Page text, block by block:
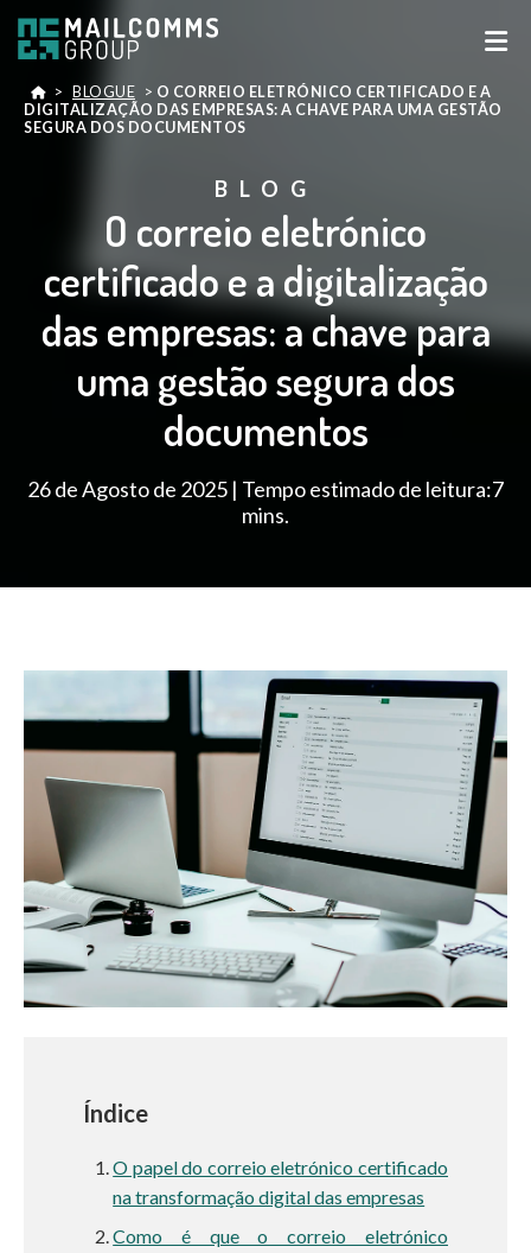
> BLOGUE > O CORREIO ELETRÓNICO CERTIFICADO E A
DIGITALIZAÇÃO DAS EMPRESAS: A CHAVE PARA UMA GESTÃO
SEGURA DOS DOCUMENTOS
BLOG
O correio eletrónico
certificado e a digitalização
das empresas: a chave para
uma gestão segura dos
documentos
26 de Agosto de 2025 | Tempo estimado de leitura:7
mins.
Índice
O papel do correio eletrónico certificado
na transformação digital das empresas
Como é que o correio eletrónico